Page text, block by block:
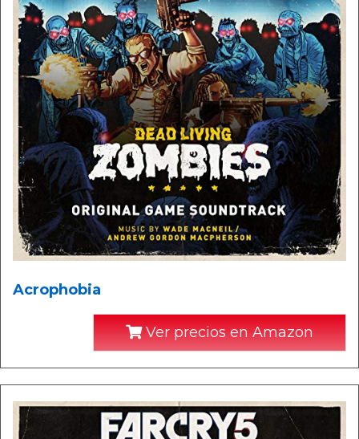
Acrophobia
Ver precios en Amazon